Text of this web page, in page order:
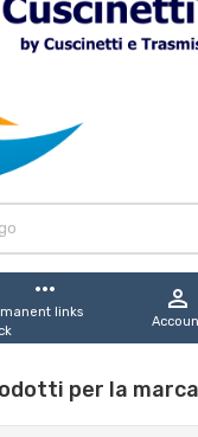
more_horiz
links

per la